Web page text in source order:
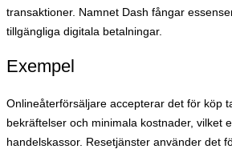
transaktioner. Namnet Dash fångar
tillgängliga digitala betalningar.
Exempel
Onlineåterförsäljare accepterar det för köp
bekräftelser och minimala kostnader, vilket
handelskassor. Resetjänster använder det